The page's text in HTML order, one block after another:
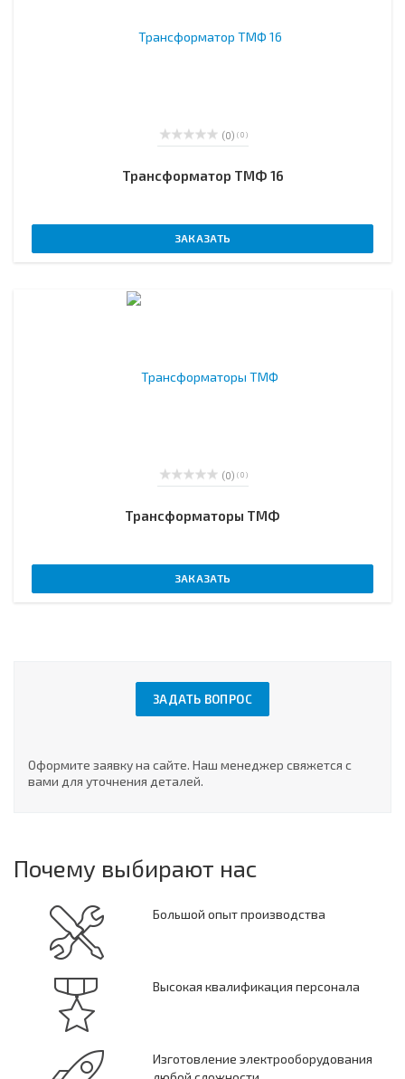
(0) ( 0 )
Трансформатор ТМФ 16
ЗАКАЗАТЬ
(0) ( 0 )
Трансформаторы ТМФ
ЗАКАЗАТЬ
ЗАДАТЬ ВОПРОС
Оформите заявку на сайте. Наш менеджер свяжется с
вами для уточнения деталей.
Почему выбирают нас
Большой опыт производства
Высокая квалификация персонала
Изготовление электрооборудования